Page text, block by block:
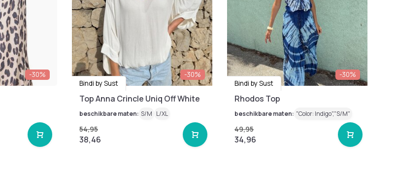
-30%
-30%
Bindi by Sust
Top Anna Crincle Uniq Off White
beschikbare maten: S/M L/XL
54,95
38,46
-30%
Bindi by Sust
Rhodos Top
beschikbare maten: "Color: Indigo","S/M"
49,95
34,96